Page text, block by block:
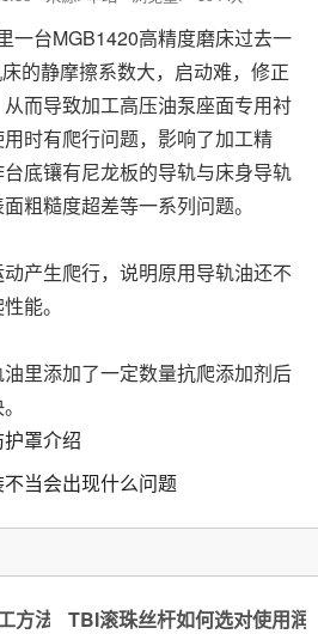
台MGB1420高精度磨床过去一
的静摩擦系数大，启动难，修正
而导致加工高压油泵座面专用衬
时有爬行问题，影响了加工精
底镶有尼龙板的导轨与床身导轨
粗糙度超差等一系列问题。
产生爬行，说明原用导轨油还不
能。
里添加了一定数量抗爬添加剂后
罩介绍
当会出现什么问题
方法 TBI滚珠丝杆如何选对使用润